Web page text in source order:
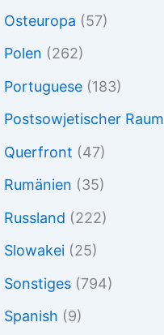
Osteuropa (57)
Polen (262)
Portuguese (183)
Postsowjetischer Raum
Querfront (47)
Rumänien (35)
Russland (222)
Slowakei (25)
Sonstiges (794)
Spanish (9)